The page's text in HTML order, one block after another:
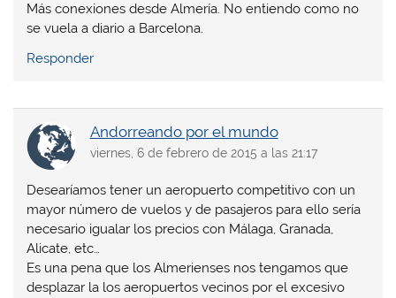
Más conexiones desde Almería. No entiendo como no
se vuela a diario a Barcelona.
Responder
Andorreando por el mundo
viernes, 6 de febrero de 2015 a las 21:17
Desearíamos tener un aeropuerto competitivo con un
mayor número de vuelos y de pasajeros para ello sería
necesario igualar los precios con Málaga, Granada,
Alicate, etc…
Es una pena que los Almerienses nos tengamos que
desplazar la los aeropuertos vecinos por el excesivo